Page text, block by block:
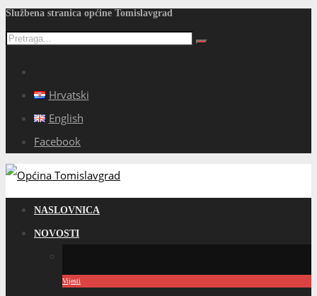
Službena stranica općine Tomislavgrad
Hrvatski
English
Facebook
NASLOVNICA
NOVOSTI
Vijesti